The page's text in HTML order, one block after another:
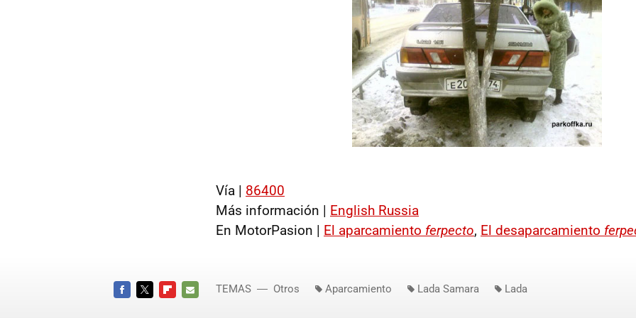
Vía | 86400
Más información | English Russia
En MotorPasion | El aparcamiento ferpecto, El desaparcamiento
TEMAS Otros Aparcamiento Lada Samara Lada